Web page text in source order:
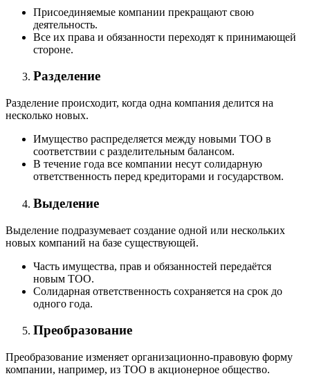
Присоединяемые компании прекращают свою
деятельность.
Все их права и обязанности переходят к принимающей
стороне.
Разделение
Разделение происходит, когда одна компания делится на
несколько новых.
Имущество распределяется между новыми ТОО в
соответствии с разделительным балансом.
В течение года все компании несут солидарную
ответственность перед кредиторами и государством.
Выделение
Выделение подразумевает создание одной или нескольких
новых компаний на базе существующей.
Часть имущества, прав и обязанностей передаётся
новым ТОО.
Солидарная ответственность сохраняется на срок до
одного года.
Преобразование
Преобразование изменяет организационно-правовую форму
компании, например, из ТОО в акционерное общество.